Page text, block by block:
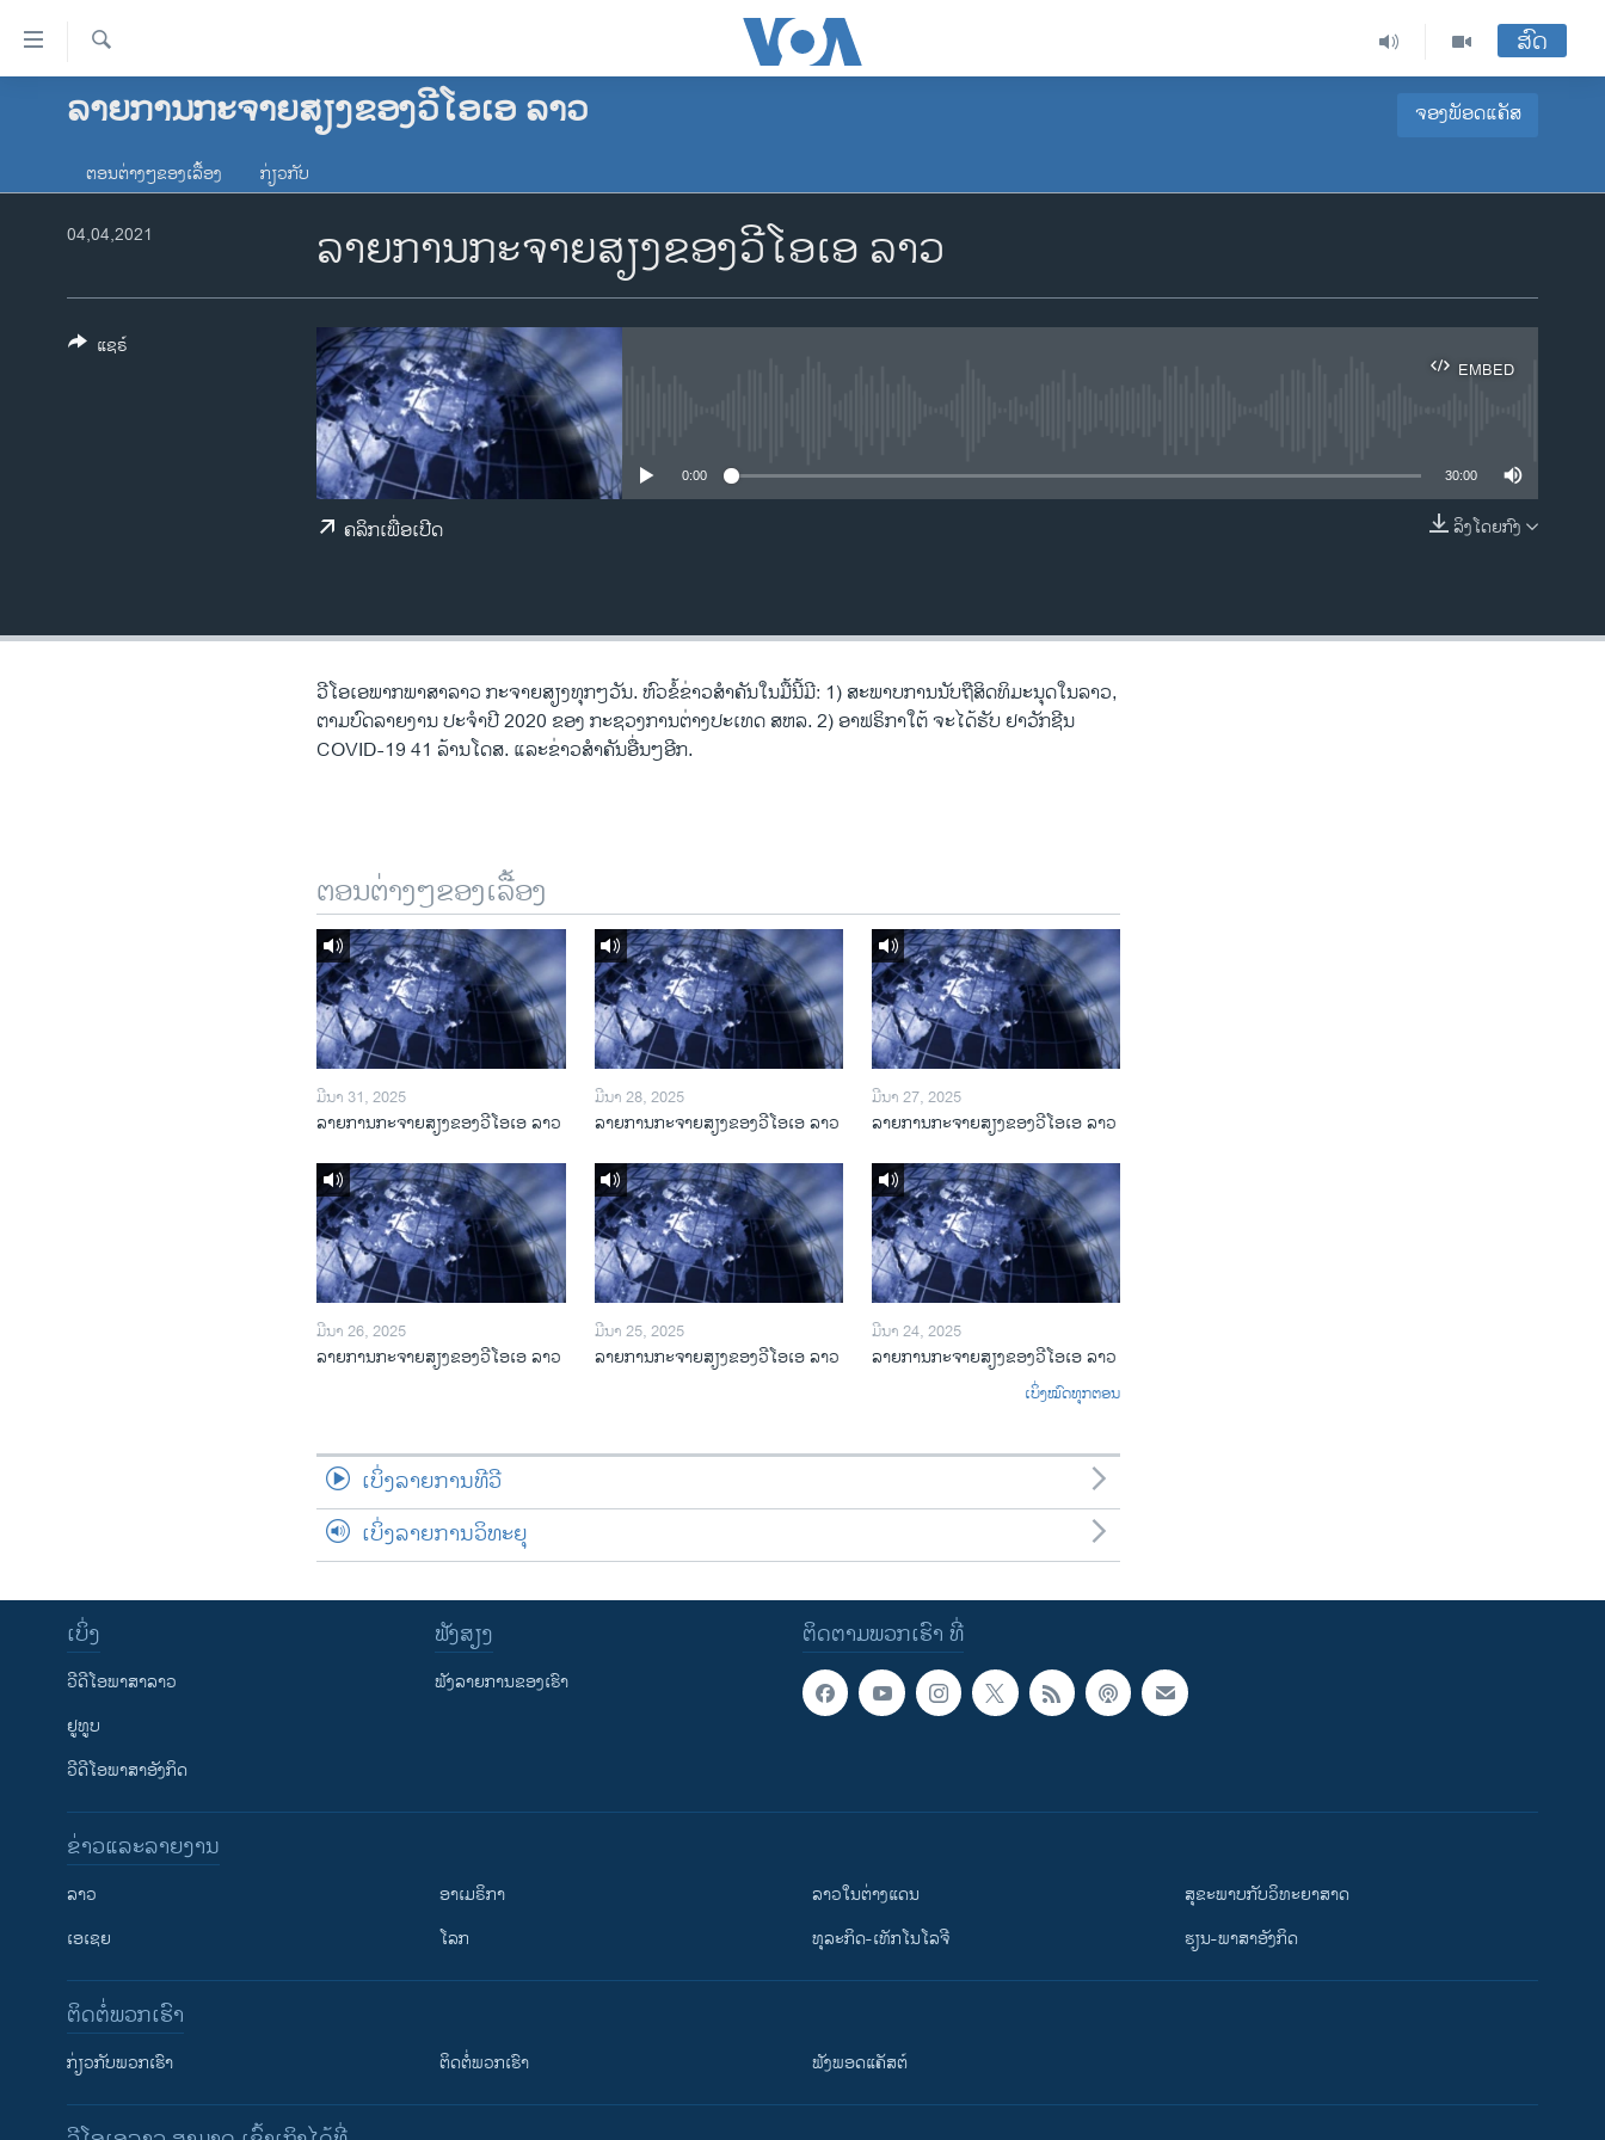
ລິ້ງ
ສຳຫລັບ
ຂ້າມ
ໂຮມເພຈ
ອາເມຣິກາ
ການເລືອກຕັ້ງ ປະທານາທີບໍດີ ສະຫະລັດ
ຂ່າວ​ຈີນ
ພາສາອັງກິດ
ສົດ
ລາຍການກະຈາຍສຽງຂອງວີໂອເອ ລາວ ຈອງພັອດແຄັສ
Apple Podcasts
ຈອງ
ຕອນຕ່າງໆຂອງເລື້ອງ ກ່ຽວກັບ
ລາຍການກະຈາຍສຽງຂອງວີໂອເອ ລາວ
04,04,2021
EMBED
EMBED
0:00 30:00
ລິງໂດຍກົງ
ຄລິກເພື່ອເປີດ
ແຊຣ໌
ວີໂອເອພາກພາສາລາວ ກະຈາຍສຽງທຸກໆວັນ. ຫົວຂໍ້ຂ່າວສໍາຄັນໃນມື້ນີ້ມີ: 1) ສະພາບການນັບຖືສິດທິມະນຸດໃນລາວ,
ຕາມບົດລາຍງານ ປະຈຳປີ 2020 ຂອງ ກະຊວງການຕ່າງປະເທດ ສຫລ. 2) ອາຟຣິກາໃຕ້ ຈະໄດ້ຮັບ ຢາວັກຊີນ
COVID-19 41 ລ້ານໂດສ. ແລະຂ່າວສໍາຄັນອື່ນໆອີກ.
ຕອນຕ່າງໆຂອງເລື້ອງ
ມີນາ 31, 2025
ລາຍການກະຈາຍສຽງຂອງວີໂອເອ ລາວ
ມີນາ 28, 2025
ລາຍການກະຈາຍສຽງຂອງວີໂອເອ ລາວ
ມີນາ 27, 2025
ລາຍການກະຈາຍສຽງຂອງວີໂອເອ ລາວ
ມີນາ 26, 2025
ລາຍການກະຈາຍສຽງຂອງວີໂອເອ ລາວ
ມີນາ 25, 2025
ລາຍການກະຈາຍສຽງຂອງວີໂອເອ ລາວ
ມີນາ 24, 2025
ລາຍການກະຈາຍສຽງຂອງວີໂອເອ ລາວ
ເບິ່ງໝົດທຸກຕອນ
ເບິ່ງລາຍການທີວີ
ເບິ່ງລາຍການວິທະຍຸ
ຕິດຕາມພວກເຮົາ ທີ່
ເບິ່ງ
ວີດີໂອພາສາລາວ
ຢູທູບ
ວີດີໂອພາສາອັງກິດ
ຟັງສຽງ
ຟັງລາຍການຂອງເຮົາ
ຂ່າວແລະລາຍງານ
ລາວ
ເອເຊຍ
ອາເມຣິກາ
ໂລກ
ລາວໃນຕ່າງແດນ
ທຸລະກິດ-ເທັກໂນໂລຈີ
ສຸຂະພາບກັບວິທະຍາສາດ
ຮຽນ-ພາສາອັງກິດ
ຕິດຕໍ່ພວກເຮົາ
ກ່ຽວກັບພວກເຮົາ ຕິດຕໍ່ພວກເຮົາ ຟັງພອດແຄັສຕ໌